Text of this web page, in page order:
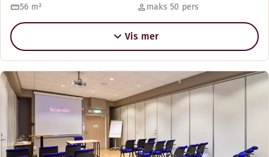
56 m² maks 50 pers
Vis mer